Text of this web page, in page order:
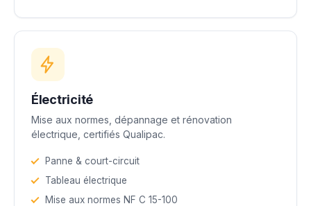
Électricité
Mise aux normes, dépannage et rénovation
électrique, certifiés Qualipac.
Panne & court-circuit
Tableau électrique
Mise aux normes NF C 15-100